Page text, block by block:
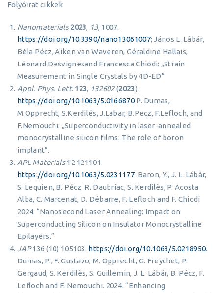
Folyóirat cikkek
Nanomaterials 2023, 13, 1007.
https://doi.org/10.3390/nano13061007; János L. Lábár,
Béla Pécz, Aiken van Waveren, Géraldine Hallais,
Léonard Desvignesand Francesca Chiodi: „Strain
Measurement in Single Crystals by 4D-ED”
Appl. Phys. Lett. 123, 132602(2023);
https://doi.org/10.1063/5.0166870P. Dumas,
M.Opprecht, S.Kerdilés, J.Labar, B.Pecz, F.Lefloch, and
F.Nemouchi: „Superconductivity in laser-annealed
monocrystalline silicon films: The role of boron
implant”.
APL Materials12 121101.
https://doi.org/10.1063/5.0231177.Baron, Y., J. L. Lábár,
S. Lequien, B. Pécz, R. Daubriac, S. Kerdilès, P. Acosta
Alba, C. Marcenat, D. Débarre, F. Lefloch and F. Chiodi
2024. “Nanosecond Laser Annealing: Impact on
Superconducting Silicon on Insulator Monocrystalline
Epilayers.”
JAP136 (10) 105103. https://doi.org/10.1063/5.0218950.
Dumas, P., F. Gustavo, M. Opprecht, G. Freychet, P.
Gergaud, S. Kerdilès, S. Guillemin, J. L. Lábár, B. Pécz, F.
Lefloch and F. Nemouchi. 2024. “Enhancing